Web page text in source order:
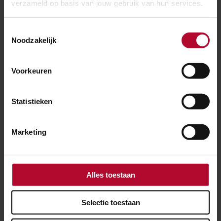
verzameld op basis van jouw gebruik van hun services.
Noodzakelijk
Voorkeuren
Statistieken
Marketing
Alles toestaan
Selectie toestaan
Meer nieuws
Werk bij Voerendaal moet spoor